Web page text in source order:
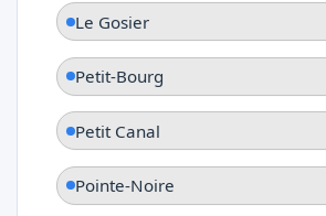
Le Gosier
Petit-Bourg
Petit Canal
Pointe-Noire